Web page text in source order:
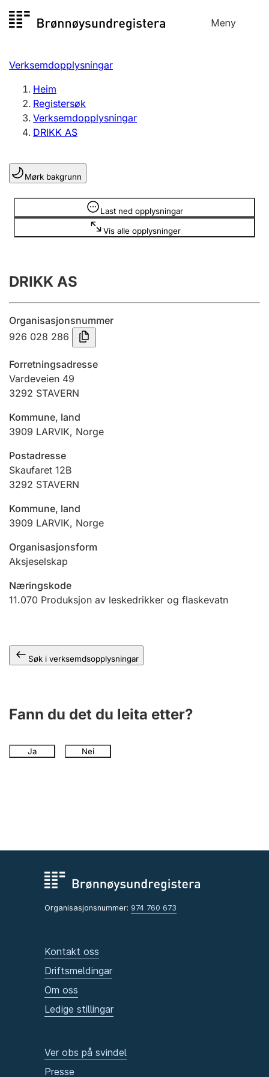
til
Meny
Registersøk
Aksjeselskap
Enkeltpersonføretak
Registrere, endre, slette
Lag og foreining
Registrere, endre, slette
Årsrekneskap
Innsending og forseinkingsgebyr
Jeger
Ektepaktrettleiaren
Verksemdopplysningar
Heim
Registersøk
Verksemdopplysningar
DRIKK AS
Mørk bakgrunn
Last ned opplysningar
Vis alle opplysninger
Opplysninger er skjult
DRIKK AS
Organisasjonsnummer
926 028 286
Forretningsadresse
Vardeveien 49
3292 STAVERN
Kommune, land
3909 LARVIK, Norge
Postadresse
Skaufaret 12B
3292 STAVERN
Kommune, land
3909 LARVIK, Norge
Organisasjonsform
Aksjeselskap
Næringskode
11.070 Produksjon av leskedrikker og flaskevatn
Søk i verksemdsopplysningar
Fann du det du leita etter?
Ja Nei
Organisasjonsnummer: 974 760 673
Kontakt oss
Driftsmeldingar
Om oss
Ledige stillingar
Ver obs på svindel
Presse